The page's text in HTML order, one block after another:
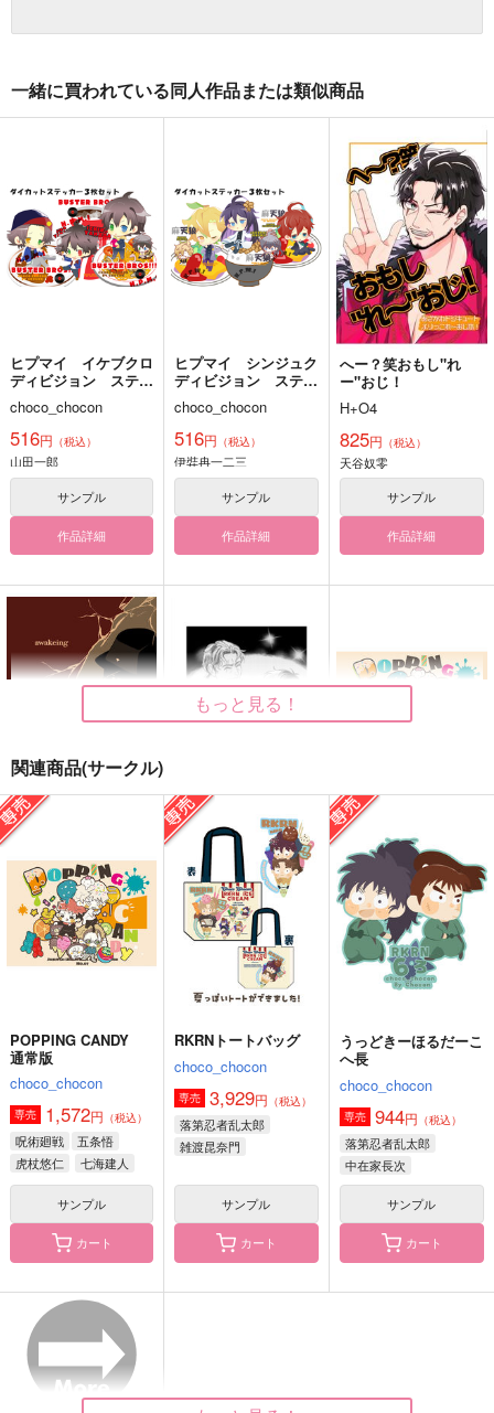
一緒に買われている同人作品または類似商品
ヒプマイ イケブクロ
ディビジョン ステッ
カーセット
choco_chocon
516円 （税込）
山田一郎
サンプル
作品詳細
ヒプマイ シンジュク
ディビジョン ステッ
カーセット
choco_chocon
516円 （税込）
伊弉冉一二三
サンプル
作品詳細
へー？笑おもし"れ
ー"おじ！
H+O4
825円 （税込）
天谷奴零
サンプル
作品詳細
awakeing
61GROUCH
472円 （税込）
天谷奴零
サンプル
笑う極彩色の葉
やってられねえや！
627円（税込）
天谷奴零×白膠木簓
サンプル
作品詳細
POPPING CANDY
通常版
choco_chocon
1,572円（税込）
五条悟
サンプル
RKRNトートバッグ
choco_chocon
3,929
雑渡昆奈門
うっどきーほるだーこ
中在家長次
雑伊ブランケット大
もっと見る！
関連商品(サークル)
POPPING CANDY
通常版
choco_chocon
専売 1,572円 （税込）
呪術廻戦
五条悟
虎杖悠仁
七海建人
サンプル
カート
RKRNトートバッグ
choco_chocon
専売 3,929円 （税込）
落第忍者乱太郎
雑渡昆奈門
サンプル
カート
うっどきーほるだーこ
へ長
choco_chocon
専売 944円 （税込）
落第忍者乱太郎
中在家長次
七松小平太
サンプル
カート